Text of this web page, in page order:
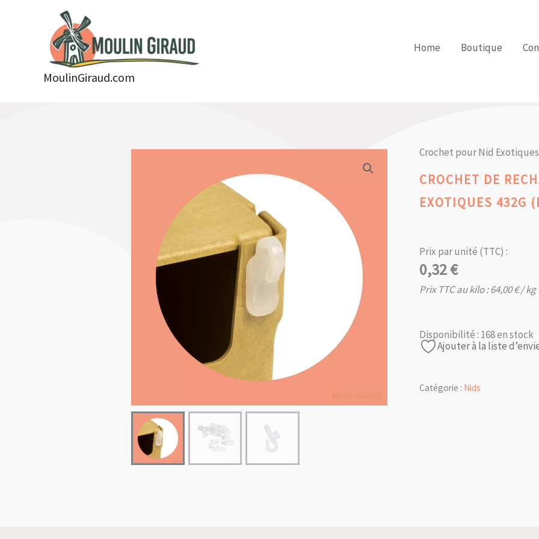
MoulinGiraud.com
Home Boutique
Crochet pour Nid Exotiques
CROCHET DE
EXOTIQUES 432G
Prix par unité (TTC) :
0,32€
Prix TTC au kilo :64,00€/ kg
Disponibilité : 168 en stock
Ajouter à la liste
Catégorie : Nids